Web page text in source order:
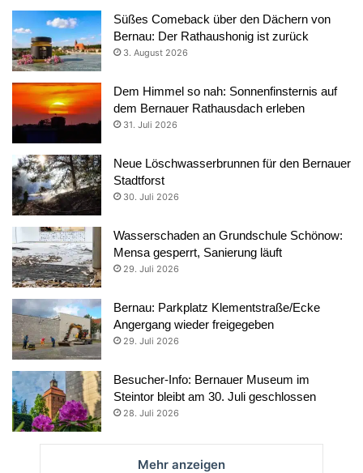
Süßes Comeback über den Dächern von
Bernau: Der Rathaushonig ist zurück
3. August 2026
Dem Himmel so nah: Sonnenfinsternis auf
dem Bernauer Rathausdach erleben
31. Juli 2026
Neue Löschwasserbrunnen für den Bernauer
Stadtforst
30. Juli 2026
Wasserschaden an Grundschule Schönow:
Mensa gesperrt, Sanierung läuft
29. Juli 2026
Bernau: Parkplatz Klementstraße/Ecke
Angergang wieder freigegeben
29. Juli 2026
Besucher-Info: Bernauer Museum im
Steintor bleibt am 30. Juli geschlossen
28. Juli 2026
Mehr anzeigen